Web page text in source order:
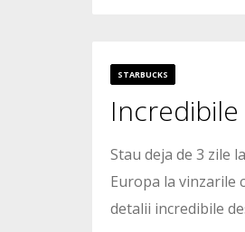
6570
STARBUCKS
Stau deja de 3 zile
Europa la vinzarile
detalii incredibile